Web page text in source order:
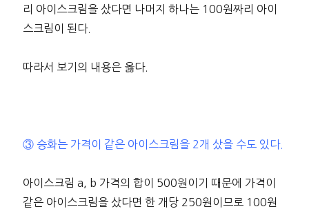
리 아이스크림을 샀다면 나머지 하나는 100원짜리 아이
스크림이 된다.
따라서 보기의 내용은 옳다.
③ 승화는 가격이 같은 아이스크림을 2개 샀을 수도 있다.
아이스크림 a, b 가격의 합이 500원이기 때문에 가격이
같은 아이스크림을 샀다면 한 개당 250원이므로 100원